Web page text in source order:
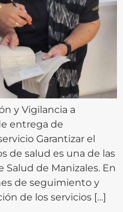
y Vigilancia a
entrega de
Garantizar el
de salud es una de las
Salud de Manizales. En
de seguimiento y
de los servicios […]